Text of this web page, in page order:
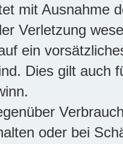
mit Ausnahme
Verletzung
ein
Dies gilt auch
oder bei